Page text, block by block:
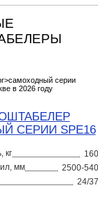
СЕРИИ SPE16
кг
мм
2500-
24/